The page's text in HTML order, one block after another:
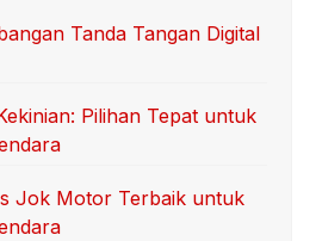
Tanda Tangan Digital
Pilihan Tepat untuk
Jok Motor Terbaik untuk